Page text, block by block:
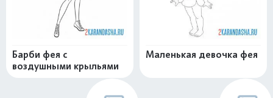
Барби фея с
воздушными крыльями
Маленькая девочка фея